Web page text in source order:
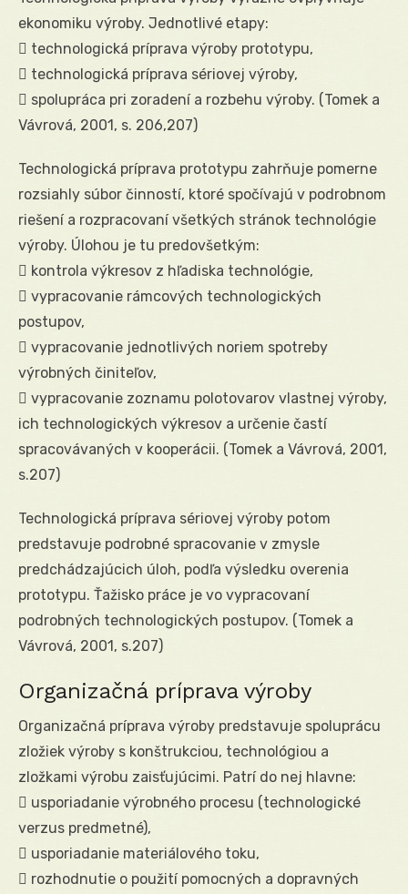
ekonomiku výroby. Jednotlivé etapy:
 technologická príprava výroby prototypu,
 technologická príprava sériovej výroby,
 spolupráca pri zoradení a rozbehu výroby. (Tomek a
Vávrová, 2001, s. 206,207)
Technologická príprava prototypu zahrňuje pomerne
rozsiahly súbor činností, ktoré spočívajú v podrobnom
riešení a rozpracovaní všetkých stránok technológie
výroby. Úlohou je tu predovšetkým:
 kontrola výkresov z hľadiska technológie,
 vypracovanie rámcových technologických
postupov,
 vypracovanie jednotlivých noriem spotreby
výrobných činiteľov,
 vypracovanie zoznamu polotovarov vlastnej výroby,
ich technologických výkresov a určenie častí
spracovávaných v kooperácii. (Tomek a Vávrová, 2001,
s.207)
Technologická príprava sériovej výroby potom
predstavuje podrobné spracovanie v zmysle
predchádzajúcich úloh, podľa výsledku overenia
prototypu. Ťažisko práce je vo vypracovaní
podrobných technologických postupov. (Tomek a
Vávrová, 2001, s.207)
Organizačná príprava výroby
Organizačná príprava výroby predstavuje spoluprácu
zložiek výroby s konštrukciou, technológiou a
zložkami výrobu zaisťujúcimi. Patrí do nej hlavne:
 usporiadanie výrobného procesu (technologické
verzus predmetné),
 usporiadanie materiálového toku,
 rozhodnutie o použití pomocných a dopravných